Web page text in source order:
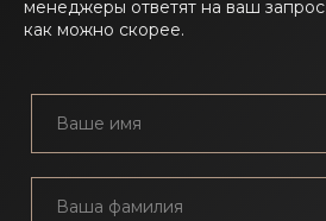
менеджеры ответят на ваш запрос
как можно скорее.